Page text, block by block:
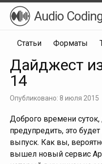
Audio
Статьи Форматы
Дайджест
14
Опубликовано: 8 июля 2015
Доброго времени
предупредить, это
выпуск. Как вы,
вышел новый сервис